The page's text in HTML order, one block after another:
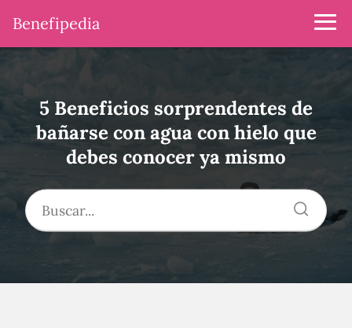
Benefipedia
5 Beneficios sorprendentes de
bañarse con agua con hielo que
debes conocer ya mismo